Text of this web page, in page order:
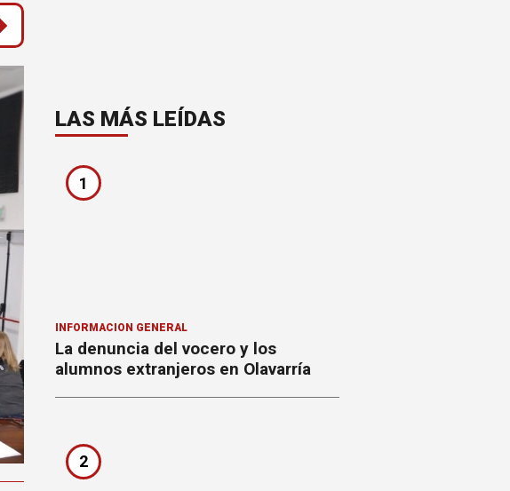
LAS MÁS LEÍDAS
1
INFORMACION GENERAL
La denuncia del vocero y los
alumnos extranjeros en Olavarría
2